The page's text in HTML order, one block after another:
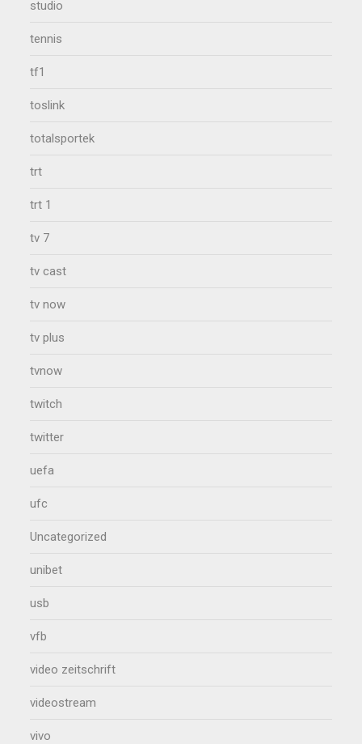
studio
tennis
tf1
toslink
totalsportek
trt
trt 1
tv 7
tv cast
tv now
tv plus
tvnow
twitch
twitter
uefa
ufc
Uncategorized
unibet
usb
vfb
video zeitschrift
videostream
vivo